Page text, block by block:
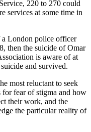
220 to 270 could
services at some time in
London police officer
then the suicide of Omar
is aware of at
and survived.
most reluctant to seek
for fear of stigma and how
their work, and the
the particular reality of